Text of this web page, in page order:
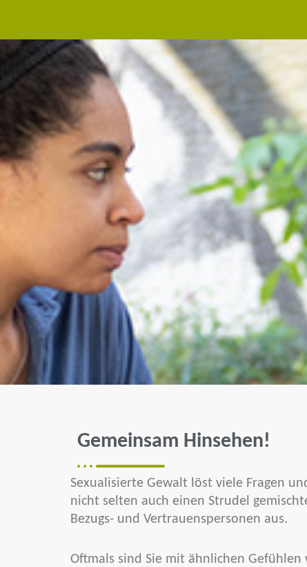
Gemeinsam Hinsehen!
Sexualisierte Gewalt löst viele Fragen
nicht selten auch einen Strudel
Bezugs- und Vertrauenspersonen aus.
Oftmals sind Sie mit ähnlichen